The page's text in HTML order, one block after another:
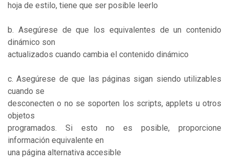
hoja de estilo, tiene que ser posible leerlo
b. Asegúrese de que los equivalentes de un contenido
dinámico son
actualizados cuando cambia el contenido dinámico
c. Asegúrese de que las páginas sigan siendo utilizables
cuando se
desconecten o no se soporten los scripts, applets u otros
objetos
programados. Si esto no es posible, proporcione
información equivalente en
una página alternativa accesible